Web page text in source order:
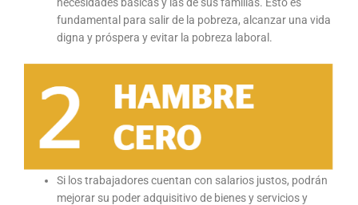
necesidades básicas y las de sus familias. Esto es
fundamental para salir de la pobreza, alcanzar una vida
digna y próspera y evitar la pobreza laboral.
Si los trabajadores cuentan con salarios justos, podrán
mejorar su poder adquisitivo de bienes y servicios y